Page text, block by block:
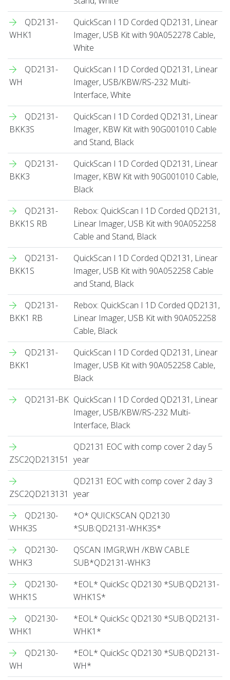
QD2131-
WHK1
QuickScan I 1D Corded QD2131, Linear
Imager, USB Kit with 90A052278 Cable,
White
QD2131-
WH
QuickScan I 1D Corded QD2131, Linear
Imager, USB/KBW/RS-232 Multi-
Interface, White
QD2131-
BKK3S
QuickScan I 1D Corded QD2131, Linear
Imager, KBW Kit with 90G001010 Cable
and Stand, Black
QD2131-
BKK3
QuickScan I 1D Corded QD2131, Linear
Imager, KBW Kit with 90G001010 Cable,
Black
QD2131-
BKK1S RB
Rebox: QuickScan I 1D Corded QD2131,
Linear Imager, USB Kit with 90A052258
Cable and Stand, Black
QD2131-
BKK1S
QuickScan I 1D Corded QD2131, Linear
Imager, USB Kit with 90A052258 Cable
and Stand, Black
QD2131-
BKK1 RB
Rebox: QuickScan I 1D Corded QD2131,
Linear Imager, USB Kit with 90A052258
Cable, Black
QD2131-
BKK1
QuickScan I 1D Corded QD2131, Linear
Imager, USB Kit with 90A052258 Cable,
Black
QD2131-BK QuickScan I 1D Corded QD2131, Linear
Imager, USB/KBW/RS-232 Multi-
Interface, Black
ZSC2QD213151
QD2131 EOC with comp cover 2 day 5
year
ZSC2QD213131
QD2131 EOC with comp cover 2 day 3
year
QD2130-
WHK3S
*O* QUICKSCAN QD2130
*SUB:QD2131-WHK3S*
QD2130-
WHK3
QSCAN IMGR,WH /KBW CABLE
SUB*QD2131-WHK3
QD2130-
WHK1S
*EOL* QuickSc QD2130 *SUB:QD2131-
WHK1S*
QD2130-
WHK1
*EOL* QuickSc QD2130 *SUB:QD2131-
WHK1*
QD2130-
WH
*EOL* QuickSc QD2130 *SUB:QD2131-
WH*